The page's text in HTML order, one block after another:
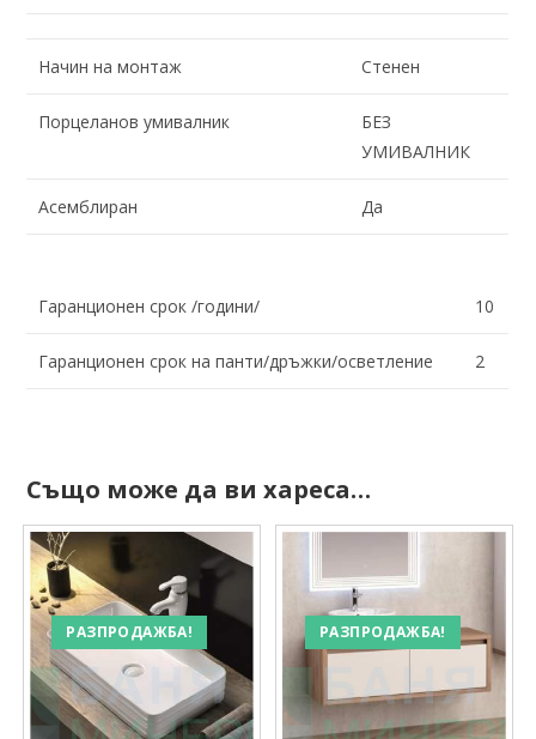
Начин на монтаж Стенен
Порцеланов умивалник
БЕЗ
УМИВАЛНИК
Асемблиран Да
Гаранционен срок /години/ 10
Гаранционен срок на панти/дръжки/осветление 2
Също може да ви хареса…
РАЗПРОДАЖБА! РАЗПРОДАЖБА!